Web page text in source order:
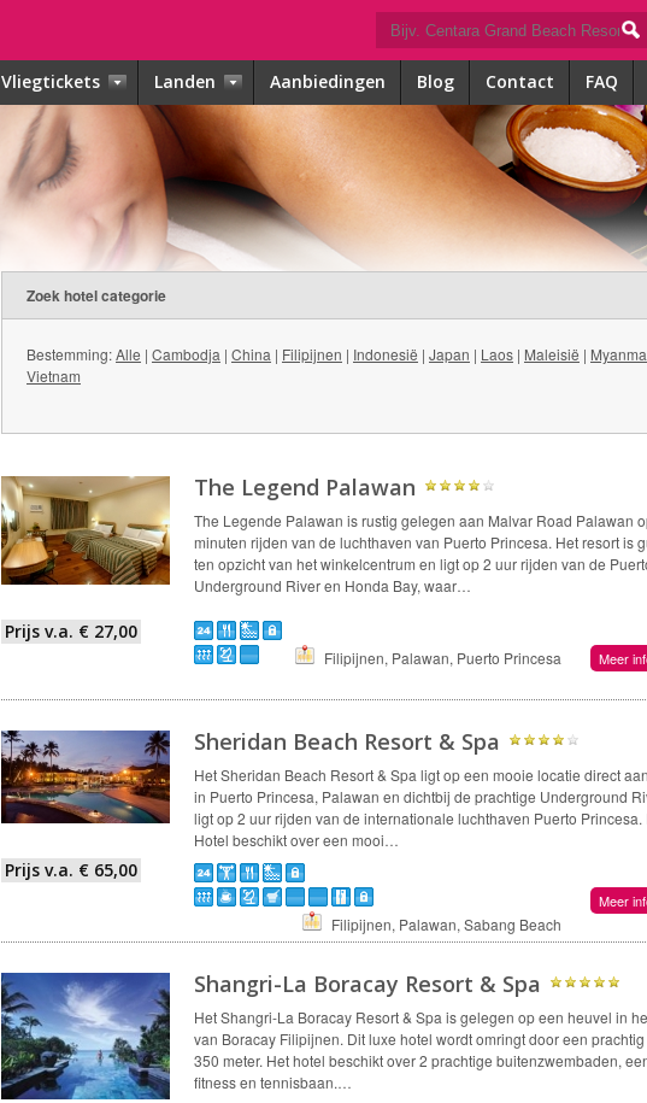
Vliegtickets Landen Aanbiedingen Blog Contact FAQ
Zoek hotel categorie
Bestemming:Alle | Cambodja | China | Filipijnen | Indonesië | Japan | Laos | Maleisië |
Vietnam
Prijs v.a. € 27,00
The Legend Palawan
The Legende Palawan is rustig gelegen aan Malvar Road Palawan
minuten rijden van de luchthaven van Puerto Princesa. Het resort is
ten opzicht van het winkelcentrum en ligt op 2 uur rijden van de
Underground River en Honda Bay, waar…
Filipijnen, Palawan, Puerto Princesa Meer
Prijs v.a. € 65,00
Sheridan Beach Resort & Spa
Het Sheridan Beach Resort & Spa ligt op een mooie locatie direct
in Puerto Princesa, Palawan en dichtbij de prachtige Underground
ligt op 2 uur rijden van de internationale luchthaven Puerto Princesa.
Hotel beschikt over een mooi…
Filipijnen, Palawan, Sabang Beach
Meer
Shangri-La Boracay Resort & Spa
Het Shangri-La Boracay Resort & Spa is gelegen op een heuvel in
van Boracay Filipijnen. Dit luxe hotel wordt omringt door een
350 meter. Het hotel beschikt over 2 prachtige buitenzwembaden,
fitness en tennisbaan.…